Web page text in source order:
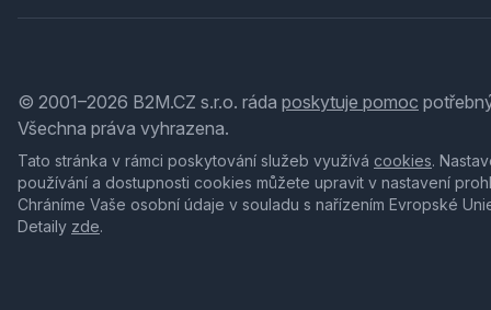
© 2001–2026 B2M.CZ s.r.o. ráda poskytuje pomoc
Všechna práva vyhrazena.
Tato stránka v rámci poskytování služeb využívá cookies.
používání a dostupnosti cookies můžete upravit v nastavení
Chráníme Vaše osobní údaje v souladu s nařízením Evropské
Detaily zde.